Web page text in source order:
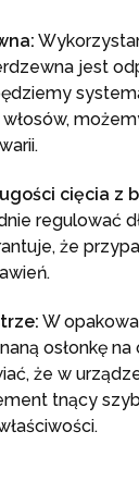
jest
cięcia z
regulować
że
W
osłonkę
że w
tnący